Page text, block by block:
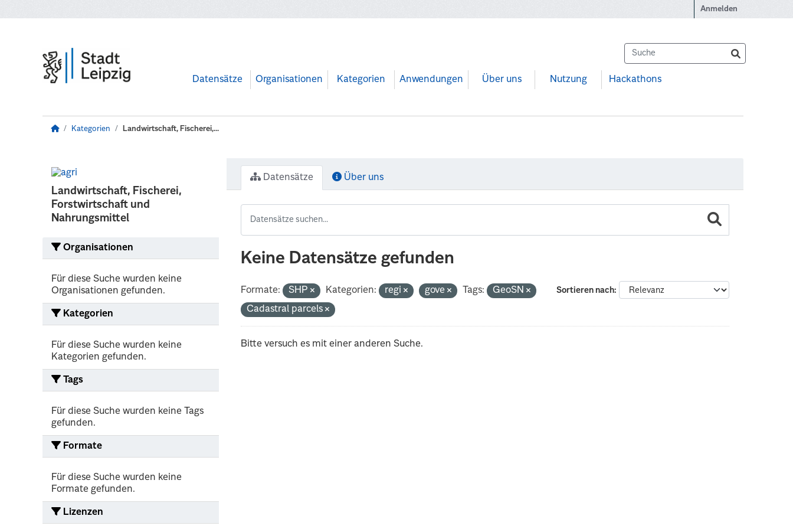
Anmelden
Datensätze Organisationen Kategorien Anwendungen Über uns Nutzung Hackathons
Kategorien Landwirtschaft, Fischerei,...
Landwirtschaft, Fischerei,
Forstwirtschaft und
Nahrungsmittel
Organisationen
Für diese Suche wurden keine
Organisationen gefunden.
Kategorien
Für diese Suche wurden keine
Kategorien gefunden.
Tags
Für diese Suche wurden keine Tags
gefunden.
Formate
Für diese Suche wurden keine
Formate gefunden.
Lizenzen
Datensätze Über uns
Keine Datensätze gefunden
Sortieren nach
Formate: SHP Kategorien: regi gove Tags:
GeoSN
Cadastral parcels
Bitte versuch es mit einer anderen Suche.